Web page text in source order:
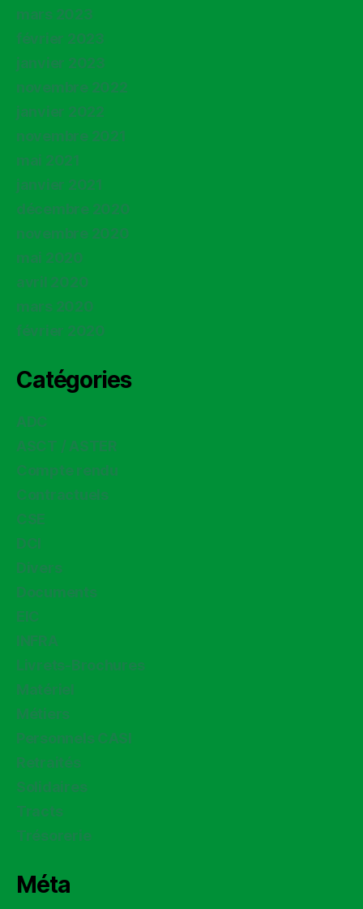
mars 2023
février 2023
janvier 2023
novembre 2022
janvier 2022
novembre 2021
mai 2021
janvier 2021
décembre 2020
novembre 2020
mai 2020
avril 2020
mars 2020
février 2020
Catégories
ADC
ASCT / ASTER
Compte rendu
Contractuels
CSE
DCI
Divers
Documents
EIC
INFRA
Livrets-Brochures
Matériel
Métiers
Personnels CASI
Retraités
Solidaires
Tracts
Trésorerie
Méta